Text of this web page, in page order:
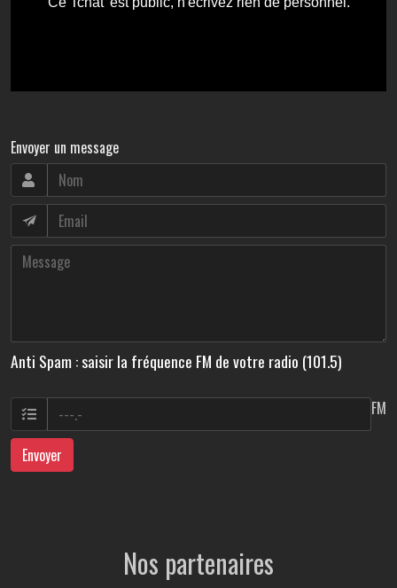
Envoyer un message
Anti Spam : saisir la fréquence FM de votre radio (101.5)
FM
Envoyer
Nos partenaires